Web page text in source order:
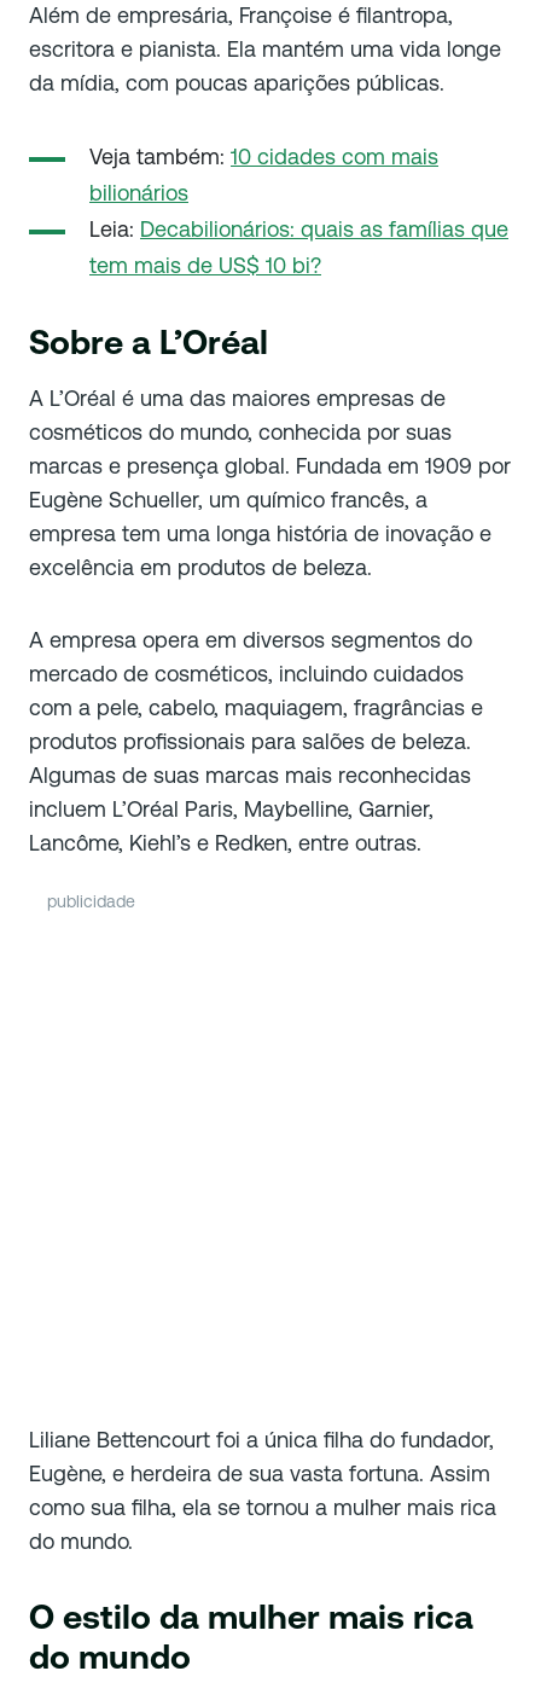
Além de empresária, Françoise é filantropa,
escritora e pianista. Ela mantém uma vida longe
da mídia, com poucas aparições públicas.
Veja também: 10 cidades com mais
bilionários
Leia: Decabilionários: quais as famílias que
tem mais de US$ 10 bi?
Sobre a L’Oréal
A L’Oréal é uma das maiores empresas de
cosméticos do mundo, conhecida por suas
marcas e presença global. Fundada em 1909 por
Eugène Schueller, um químico francês, a
empresa tem uma longa história de inovação e
excelência em produtos de beleza.
A empresa opera em diversos segmentos do
mercado de cosméticos, incluindo cuidados
com a pele, cabelo, maquiagem, fragrâncias e
produtos profissionais para salões de beleza.
Algumas de suas marcas mais reconhecidas
incluem L’Oréal Paris, Maybelline, Garnier,
Lancôme, Kiehl’s e Redken, entre outras.
publicidade
Liliane Bettencourt foi a única filha do fundador,
Eugène, e herdeira de sua vasta fortuna. Assim
como sua filha, ela se tornou a mulher mais rica
do mundo.
O estilo da mulher mais rica
do mundo